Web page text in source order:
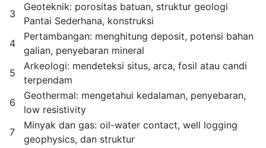
3
Geoteknik: porositas batuan, struktur geologi
Pantai Sederhana, konstruksi
4
Pertambangan: menghitung deposit, potensi bahan
galian, penyebaran mineral
5
Arkeologi: mendeteksi situs, arca, fosil atau candi
terpendam
6
Geothermal: mengetahui kedalaman, penyebaran,
low resistivity
7
Minyak dan gas: oil-water contact, well logging
geophysics, dan struktur